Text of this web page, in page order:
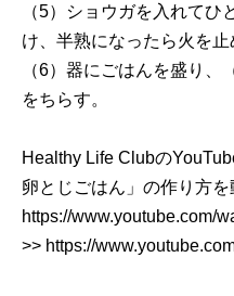
（5）ショウガを入れて
け、半熟になったら火を止
（6）器にごはんを盛り
をちらす。
Healthy Life Clubの
卵とじごはん」の作り方を
https://www.youtube.com/
>> https://